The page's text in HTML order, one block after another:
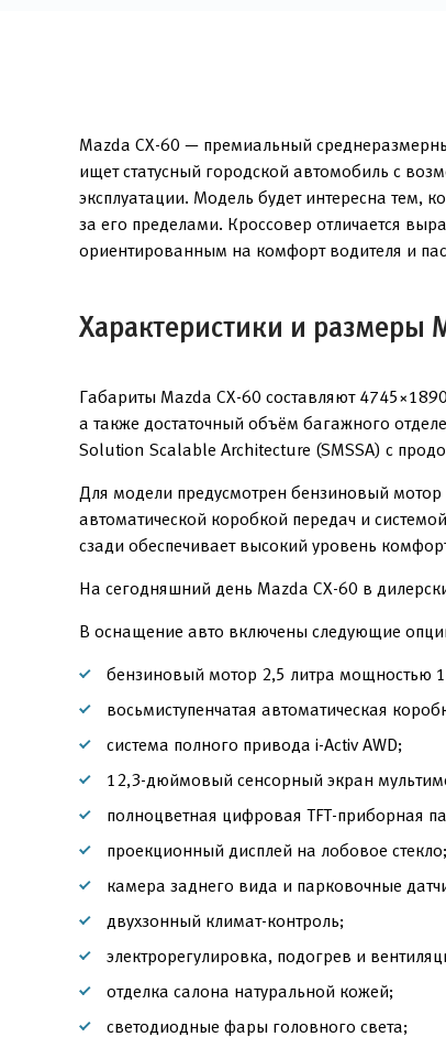
Mazda CX-60 — премиальный
ищет статусный городской автомобиль с
эксплуатации. Модель будет интересна тем,
за его пределами. Кроссовер отличается
ориентированным на комфорт водителя и
Характеристики и размеры
Габариты Mazda CX-60 составляют
а также достаточный объём багажного
Solution Scalable Architecture (SMSSA) с
Для модели предусмотрен бензиновый
автоматической коробкой передач и
сзади обеспечивает высокий уровень
На сегодняшний день Mazda CX-60 в
В оснащение авто включены следующие
бензиновый мотор 2,5 литра мощностью
восьмиступенчатая автоматическая
система полного привода i-Activ AWD;
12,3-дюймовый сенсорный экран
полноцветная цифровая TFT-приборная
проекционный дисплей на лобовое стекло;
камера заднего вида и парковочные
двухзонный климат-контроль;
электрорегулировка, подогрев и
отделка салона натуральной кожей;
светодиодные фары головного света;